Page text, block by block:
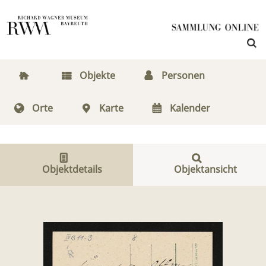
Objekte Personen
Orte Karte Kalender
Objektdetails Objektansicht